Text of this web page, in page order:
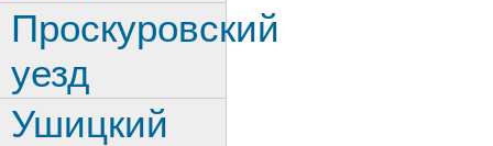
Проскуровский
уезд
Ушицкий